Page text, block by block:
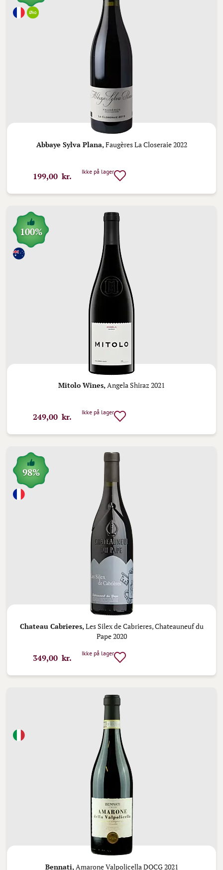
Abbaye Sylva Plana, Faugères La Closeraie 2022
199,00 kr. Ikke på lager
100%
Mitolo Wines,Angela Shiraz 2021
249,00 kr. Ikke på lager
98%
Chateau Cabrieres, Les Silex de Cabrieres, Chateauneuf du
Pape 2020
349,00 kr. Ikke på lager
Bennati,Amarone Valpolicella DOCG 2021